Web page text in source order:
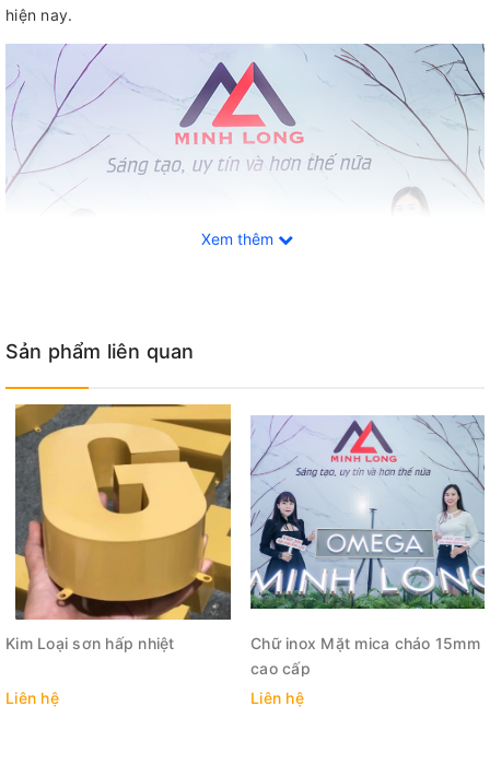
hiện nay.
Xem thêm
Sản phẩm liên quan
Kim Loại sơn hấp nhiệt
Liên hệ
Chữ inox Mặt mica cháo 15mm
cao cấp
Liên hệ